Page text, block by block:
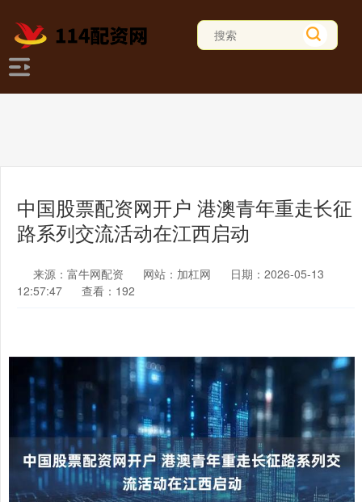
中国股票配资网开户 港澳青年重走长征
路系列交流活动在江西启动
来源：富牛网配资 网站：加杠网
日期：2026-05-13
12:57:47
查看：192